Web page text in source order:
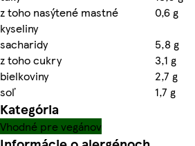
z toho nasýtené mastné
kyseliny
0,6 g
sacharidy
5,8 g
z toho cukry
3,1 g
bielkoviny
2,7 g
soľ
1,7 g
Kategória
Vhodné pre vegánov